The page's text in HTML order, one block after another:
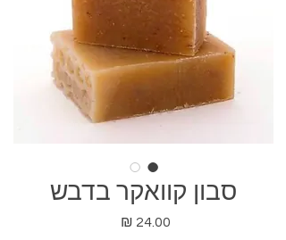
סבון קוואקר בדבש